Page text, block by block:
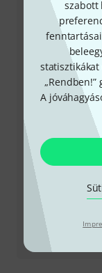
szabott
A
örömmel áll
Készítsd
nyári
Még több
Termék
Minden